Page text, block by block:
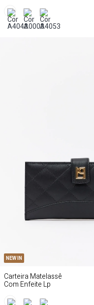
NEW IN
Carteira Matelassê
Com Enfeite Lp